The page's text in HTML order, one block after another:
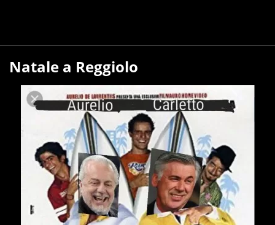
Natale a Reggiolo